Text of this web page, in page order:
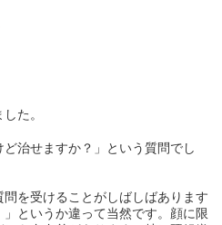
た。
ど治せますか？」という質問でし
を受けることがしばしばあります
というか違って当然です。顔に限